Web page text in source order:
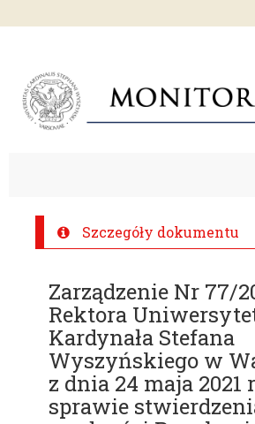
Szczegóły dokumentu
Zarządzenie Nr 77/
Rektora
Kardynała Stefana
Wyszyńskiego w
z dnia 24 maja 2021
sprawie